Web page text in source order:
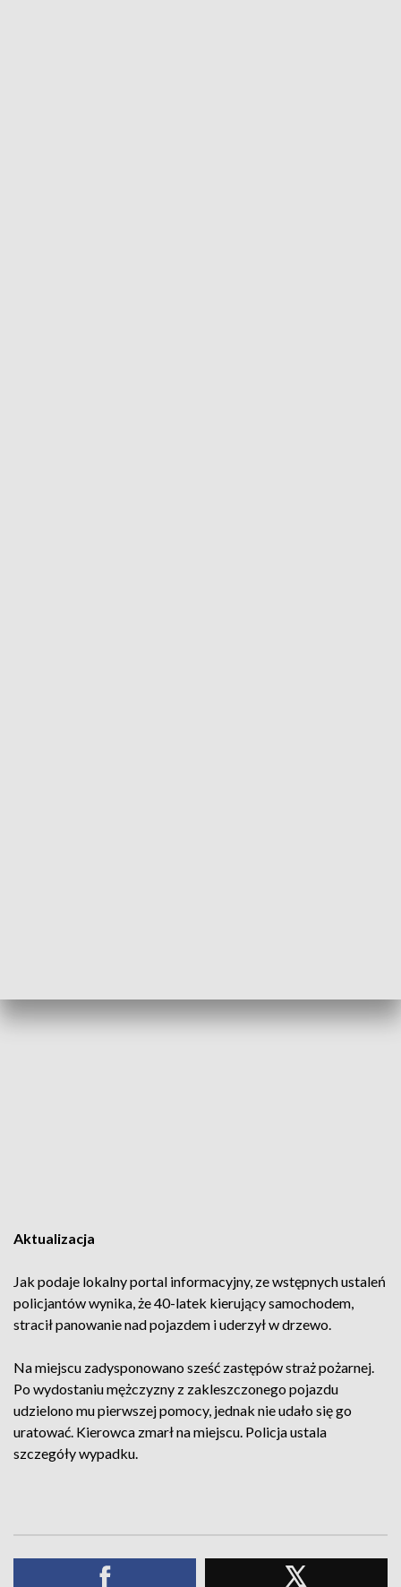
Aktualizacja
Jak podaje lokalny portal informacyjny, ze wstępnych ustaleń
policjantów wynika, że 40-latek kierujący samochodem,
stracił panowanie nad pojazdem i uderzył w drzewo.
Na miejscu zadysponowano sześć zastępów straż pożarnej.
Po wydostaniu mężczyzny z zakleszczonego pojazdu
udzielono mu pierwszej pomocy, jednak nie udało się go
uratować. Kierowca zmarł na miejscu. Policja ustala
szczegóły wypadku.